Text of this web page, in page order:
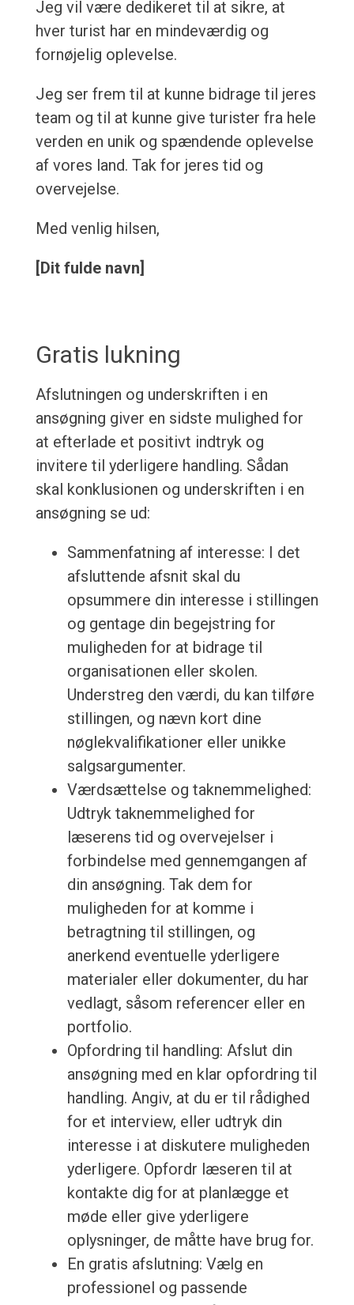
Jeg vil være dedikeret til at sikre, at
hver turist har en mindeværdig og
fornøjelig oplevelse.
Jeg ser frem til at kunne bidrage til jeres
team og til at kunne give turister fra hele
verden en unik og spændende oplevelse
af vores land. Tak for jeres tid og
overvejelse.
Med venlig hilsen,
[Dit fulde navn]
Gratis lukning
Afslutningen og underskriften i en
ansøgning giver en sidste mulighed for
at efterlade et positivt indtryk og
invitere til yderligere handling. Sådan
skal konklusionen og underskriften i en
ansøgning se ud:
Sammenfatning af interesse: I det
afsluttende afsnit skal du
opsummere din interesse i stillingen
og gentage din begejstring for
muligheden for at bidrage til
organisationen eller skolen.
Understreg den værdi, du kan tilføre
stillingen, og nævn kort dine
nøglekvalifikationer eller unikke
salgsargumenter.
Værdsættelse og taknemmelighed:
Udtryk taknemmelighed for
læserens tid og overvejelser i
forbindelse med gennemgangen af
din ansøgning. Tak dem for
muligheden for at komme i
betragtning til stillingen, og
anerkend eventuelle yderligere
materialer eller dokumenter, du har
vedlagt, såsom referencer eller en
portfolio.
Opfordring til handling: Afslut din
ansøgning med en klar opfordring til
handling. Angiv, at du er til rådighed
for et interview, eller udtryk din
interesse i at diskutere muligheden
yderligere. Opfordr læseren til at
kontakte dig for at planlægge et
møde eller give yderligere
oplysninger, de måtte have brug for.
En gratis afslutning: Vælg en
professionel og passende